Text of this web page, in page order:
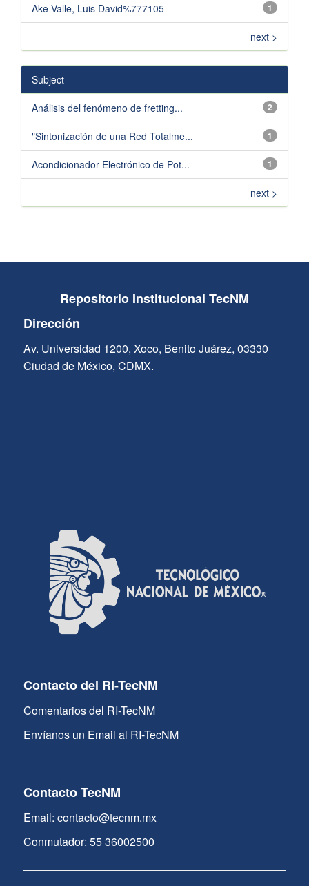
1
Ake Valle, Luis David%777105
next >
Subject
2
Análisis del fenómeno de fretting...
1
"Sintonización de una Red Totalme...
1
Acondicionador Electrónico de Pot...
next >
Repositorio Institucional TecNM
Dirección
Av. Universidad 1200, Xoco, Benito Juárez, 03330
Ciudad de México, CDMX.
Contacto del RI-TecNM
Comentarios del RI-TecNM
Envíanos un Email al RI-TecNM
Contacto TecNM
Email: contacto@tecnm.mx
Conmutador: 55 36002500